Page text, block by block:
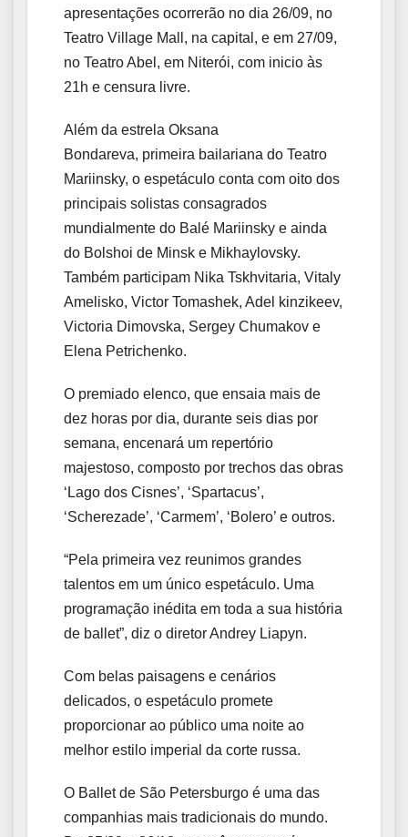
apresentações ocorrerão no dia 26/09, no
Teatro Village Mall, na capital, e em 27/09,
no Teatro Abel, em Niterói, com inicio às
21h e censura livre.
Além da estrela Oksana
Bondareva, primeira bailariana do Teatro
Mariinsky, o espetáculo conta com oito dos
principais solistas consagrados
mundialmente do Balé Mariinsky e ainda
do Bolshoi de Minsk e Mikhaylovsky.
Também participam Nika Tskhvitaria, Vitaly
Amelisko, Victor Tomashek, Adel kinzikeev,
Victoria Dimovska, Sergey Chumakov e
Elena Petrichenko.
O premiado elenco, que ensaia mais de
dez horas por dia, durante seis dias por
semana, encenará um repertório
majestoso, composto por trechos das obras
‘Lago dos Cisnes’, ‘Spartacus’,
‘Scherezade’, ‘Carmem’, ‘Bolero’ e outros.
“Pela primeira vez reunimos grandes
talentos em um único espetáculo. Uma
programação inédita em toda a sua história
de ballet”, diz o diretor Andrey Liapyn.
Com belas paisagens e cenários
delicados, o espetáculo promete
proporcionar ao público uma noite ao
melhor estilo imperial da corte russa.
O Ballet de São Petersburgo é uma das
companhias mais tradicionais do mundo.